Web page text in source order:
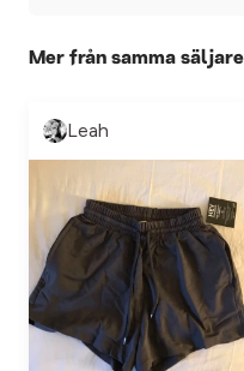
Mer från samma säljare
Leah